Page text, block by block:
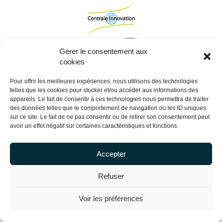
Gérer le consentement aux
cookies
Pour offrir les meilleures expériences, nous utilisons des technologies
telles que les cookies pour stocker et/ou accéder aux informations des
appareils. Le fait de consentir à ces technologies nous permettra de traiter
des données telles que le comportement de navigation ou les ID uniques
sur ce site. Le fait de ne pas consentir ou de retirer son consentement peut
avoir un effet négatif sur certaines caractéristiques et fonctions.
Accepter
Refuser
Voir les préférences
Copyright Centrale Innovation © 2026 |Mentions légales